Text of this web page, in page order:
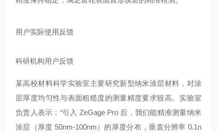
用户实际使用反馈
科研机构用户反馈
某高校材料科学实验室主要研究新型纳米涂层材料，对涂
层厚度均匀性与表面粗糙度的测量精度要求较高。实验室
负责人表示：“引入 ZeGage Pro 后，我们能精准测量纳米
涂层（厚度 50nm-100nm）的厚度分布，垂直分辨率 0.1n